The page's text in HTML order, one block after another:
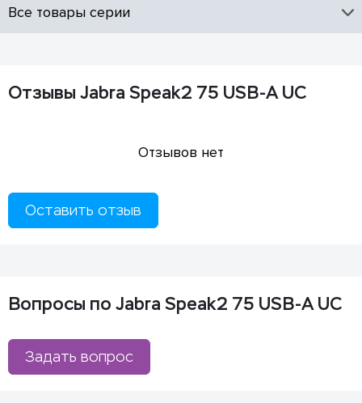
Все товары серии
Отзывы Jabra Speak2 75 USB-A UC
Отзывов нет
Оставить отзыв
Вопросы по Jabra Speak2 75 USB-A UC
Задать вопрос